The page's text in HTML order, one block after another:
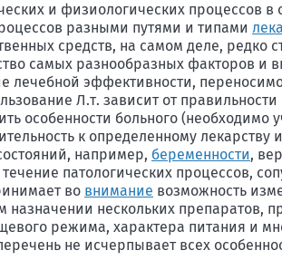
и физиологических процессов в
разными путями и типами
средств, на самом деле, редко
самых разнообразных факторов и
лечебной эффективности,
Л.т. зависит от
особенности больного (необходимо
к определенному
например, беременности,
патологических процессов,
во внимание возможность
назначении нескольких препаратов,
режима, характера питания и
не исчерпывает всех